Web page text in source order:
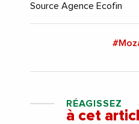
Source Agence Ecofin
RÉAGISSEZ
à cet